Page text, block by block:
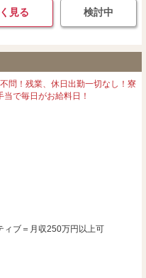
見る 検討中
問！残業、休日出勤一切なし！寮
で毎日がお給料日！
ィブ＝月収250万円以上可